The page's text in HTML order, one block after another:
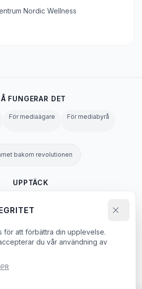
Nordic Wellness
FUNGERAR DET
För mediaägare För mediabyrå
bakom revolutionen
UPPTÄCK
Cookies GDPR Agent & LLM Policy
för att förbättra din upplevelse.
du vår användning av